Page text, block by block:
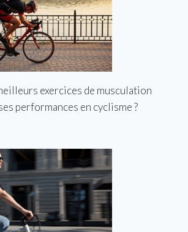
exercices de musculation
performances en cyclisme ?